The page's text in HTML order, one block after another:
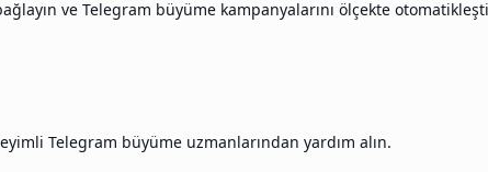
ve Telegram büyüme kampanyalarını ölçekte
Telegram büyüme uzmanlarından yardım alın.